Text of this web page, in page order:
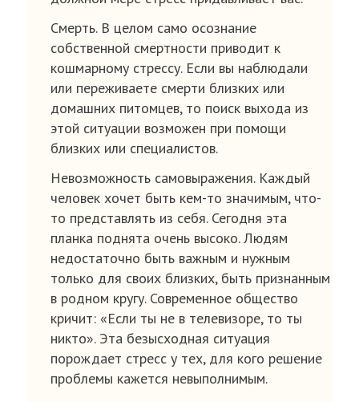
Смерть. В целом само осознание
собственной смертности приводит к
кошмарному стрессу. Если вы наблюдали
или переживаете смерти близких или
домашних питомцев, то поиск выхода из
этой ситуации возможен при помощи
близких или специалистов.
Невозможность самовыражения. Каждый
человек хочет быть кем-то значимым, что-
то представлять из себя. Сегодня эта
планка поднята очень высоко. Людям
недостаточно быть важным и нужным
только для своих близких, быть признанным
в родном кругу. Современное общество
кричит: «Если ты не в телевизоре, то ты
никто». Эта безысходная ситуация
порождает стресс у тех, для кого решение
проблемы кажется невыполнимым.